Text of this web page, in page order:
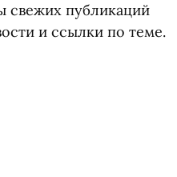
свежих публикаций
и ссылки по теме.